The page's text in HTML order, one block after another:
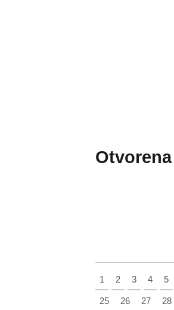
1 2 3 4 5
25 26 27 28